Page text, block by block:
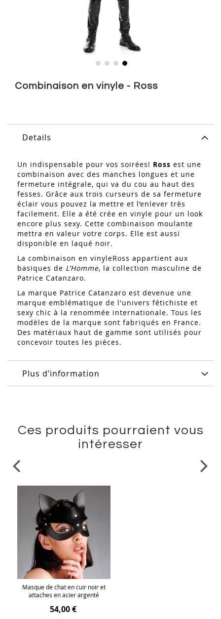
the
images
gallery
Combinaison en vinyle - Ross
Details
Un indispensable pour vos soirées! Ross est une
combinaison avec des manches longues et une
fermeture intégrale, qui va du cou au haut des
fesses. Grâce aux trois curseurs de sa fermeture
éclair vous pouvez la mettre et l’enlever très
facilement. Elle a été crée en vinyle pour un look
encore plus sexy. Cette combinaison moulante
mettra en valeur votre corps. Elle est aussi
disponible en laqué noir.
La combinaison en vinyleRoss appartient aux
basiques de L’Homme, la collection masculine de
Patrice Catanzaro.
La marque Patrice Catanzaro est devenue une
marque emblématique de l'univers fétichiste et
sexy chic à la renommée internationale. Tous les
modèles de la marque sont fabriqués en France.
Des matériaux haut de gamme sont utilisés pour
concevoir toutes les pièces.
Plus d’information
Ces produits pourraient vous
intéresser
Masque de chat en cuir noir et
attaches en acier argenté
54,00 €